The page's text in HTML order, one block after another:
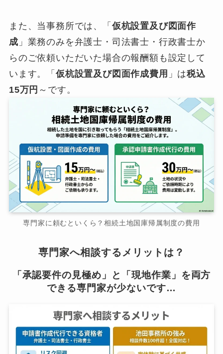
また、当事務所では、「 仮杭設置及び図面作
成 」業務のみを弁護士・司法書士・行政書士か
らのご依頼いただいた場合の報酬額も設定して
います。「 仮杭設置及び図面作成費用 」は税込
15万円 ～です。
専門家に頼むといくら？相続土地国庫帰属制度の費用
専門家へ相談するメリットは？
「承認要件の見極め」と「現地作業」を両方
できる専門家が少ないです…